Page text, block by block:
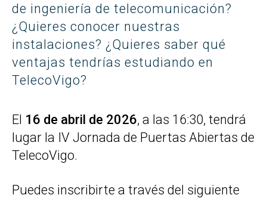
de ingeniería de telecomunicación?
¿Quieres conocer nuestras
instalaciones? ¿Quieres saber qué
ventajas tendrías estudiando en
TelecoVigo?
El 16 de abril de 2026, a las 16:30, tendrá
lugar la IV Jornada de Puertas Abiertas de
TelecoVigo.
Puedes inscribirte a través del siguiente